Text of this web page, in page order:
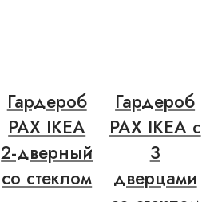
Гардероб
PAX IKEA
2-дверный
со стеклом
Гардероб
PAX IKEA с
3
дверцами